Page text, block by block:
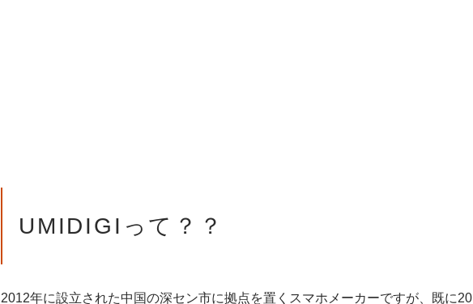
UMIDIGIって？？
2012年に設立された中国の深セン市に拠点を置くスマホメーカーですが、既に20